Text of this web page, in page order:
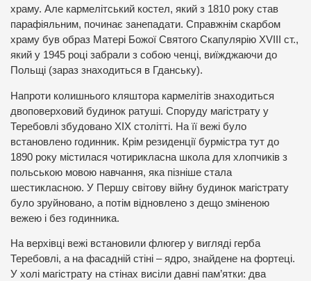
храму. Але кармелітський костел, який з 1810 року став
парафіяльним, починає занепадати. Справжнім скарбом
храму був образ Матері Божої Святого Скапулярію XVIII ст.,
який у 1945 році забрали з собою ченці, виїжджаючи до
Польщі (зараз знаходиться в Гданську).
Напроти колишнього кляштора кармелітів знаходиться
двоповерховий будинок ратуші. Споруду магістрату у
Теребовлі збудовано ХІХ столітті. На її вежі було
встановлено годинник. Крім резиденції бурмістра тут до
1890 року містилася чотирикласна школа для хлопчиків з
польською мовою навчання, яка пізніше стала
шестикласною. У Першу світову війну будинок магістрату
було зруйновано, а потім відновлено з дещо зміненою
вежею і без годинника.
На верхівці вежі встановили флюгер у вигляді герба
Теребовлі, а на фасадній стіні – ядро, знайдене на фортеці.
У холі магістрату на стінах висіли давні пам’ятки: два